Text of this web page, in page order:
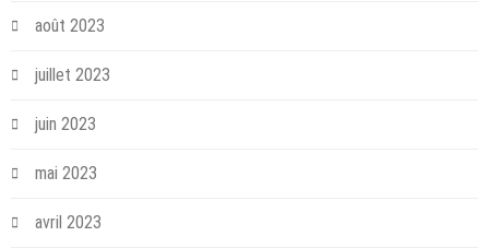
août 2023
juillet 2023
juin 2023
mai 2023
avril 2023